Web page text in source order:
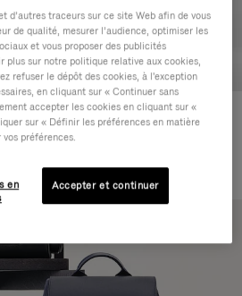
Never Still - Cuir Grand Sac à
dos à rabat
d’autres traceurs sur ce site Web afin de vous
de qualité, mesurer l’audience, optimiser les
et vous proposer des publicités
plus sur notre politique relative aux cookies,
refuser le dépôt des cookies, à l'exception
en cliquant sur « Continuer sans
accepter les cookies en cliquant sur «
sur « Définir les préférences en matière
préférences.
en
Accepter et continuer